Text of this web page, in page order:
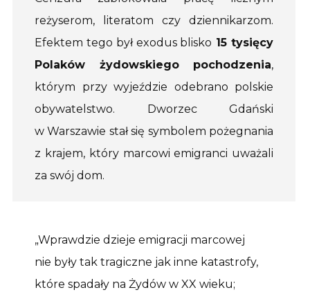
reżyserom, literatom czy dziennikarzom.
Efektem tego był exodus blisko 15 tysięcy
Polaków żydowskiego pochodzenia,
którym przy wyjeździe odebrano polskie
obywatelstwo. Dworzec Gdański
w Warszawie stał się symbolem pożegnania
z krajem, który marcowi emigranci uważali
za swój dom.
„Wprawdzie dzieje emigracji marcowej
nie były tak tragiczne jak inne katastrofy,
które spadały na Żydów w XX wieku;